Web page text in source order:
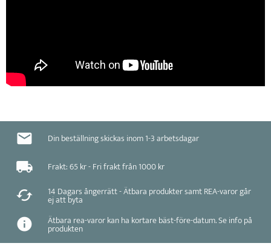
Din beställning skickas inom 1-3 arbetsdagar
Frakt: 65 kr - Fri frakt från 1000 kr
14 Dagars ångerrätt - Ätbara produkter samt REA-varor går
ej att byta
Ätbara rea-varor kan ha kortare bäst-före-datum. Se info på
produkten